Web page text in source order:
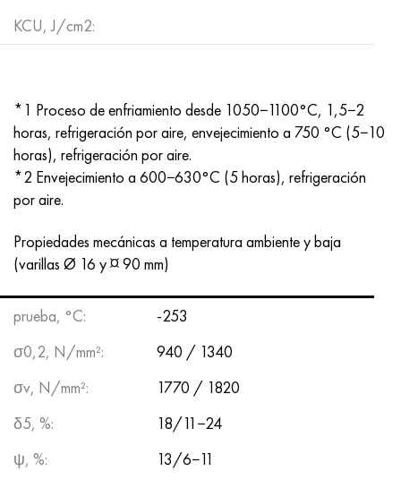
KCU, J/cm2:
*1 Proceso de enfriamiento desde 1050−1100°C, 1,5−2
horas, refrigeración por aire, envejecimiento a 750 °C (5−10
horas), refrigeración por aire.
*2 Envejecimiento a 600−630°C (5 horas), refrigeración
por aire.
Propiedades mecánicas a temperatura ambiente y baja
(varillas Ø 16 y ¤ 90 mm)
prueba, °C:
-253
σ0,2, N/mm²:
940 / 1340
σv, N/mm²:
1770 / 1820
δ5, %:
18/11−24
ψ, %:
13/6−11
Hastelloy 3
Hastelloy x
udimet 500
udimet 720
45HN2MFA, k2425, 45hnmf
A40G, 44smn28, 1.0762, 46s20